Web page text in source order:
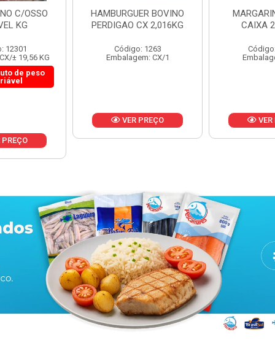
BOVINO
2,016KG
1263
CX/1
MARGARINA DELINE
CAIXA 24X250G
Código: 12886
Embalagem: CX/1
VER PREÇO
CAIXA
VER